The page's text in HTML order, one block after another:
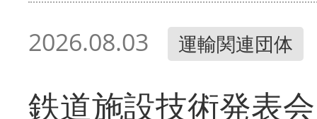
2026.08.03 運輸関連団体
鉄道施設技術発表